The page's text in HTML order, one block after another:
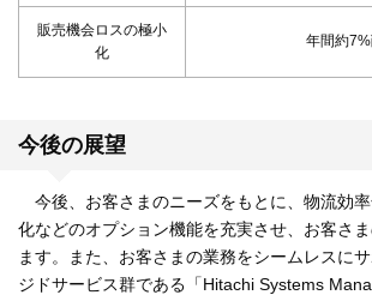
販売機会ロスの極小
化
年間約
今後の展望
今後、お客さまのニーズをもとに、物流効
化などのオプション機能を充実させ、お客さ
ます。また、お客さまの業務をシームレスに
ジドサービス群である「Hitachi Systems